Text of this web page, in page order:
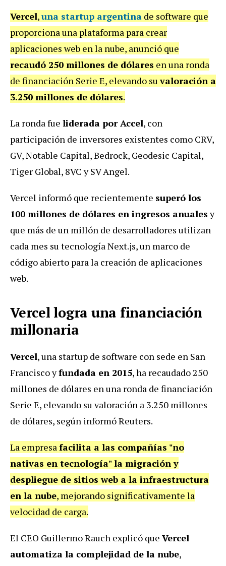
Vercel,una startup argentina de software que
proporciona una plataforma para crear
aplicaciones web en la nube, anunció que
recaudó 250 millones de dólares en una ronda
de financiación Serie E, elevando suvaloración a
3.250 millones de dólares.
La ronda fue liderada por Accel, con
participación de inversores existentes como CRV,
GV, Notable Capital, Bedrock, Geodesic Capital,
Tiger Global, 8VC y SV Angel.
Vercel informó que recientemente superó los
100 millones de dólares en ingresos anualesy
que más de un millón de desarrolladores utilizan
cada mes su tecnología Next.js, un marco de
código abierto para la creación de aplicaciones
web.
Vercel logra una financiación
millonaria
Vercel, una startup de software con sede en San
Francisco yfundada en 2015, ha recaudado 250
millones de dólares en una ronda de financiación
Serie E, elevando su valoración a 3.250 millones
de dólares, según informó Reuters.
La empresafacilita a las compañías "no
nativas en tecnología" la migración y
despliegue de sitios web a la infraestructura
en la nube, mejorando significativamente la
velocidad de carga.
El CEO Guillermo Rauch explicó que Vercel
automatiza la complejidad de la nube,